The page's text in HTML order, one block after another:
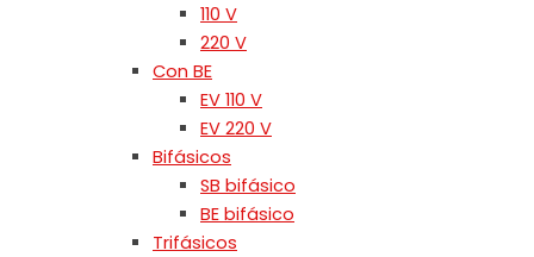
110 V
220 V
Con BE
EV 110 V
EV 220 V
Bifásicos
SB bifásico
BE bifásico
Trifásicos